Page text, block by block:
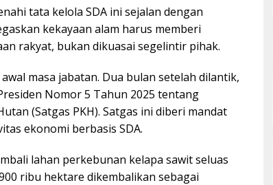
tata kelola SDA ini sejalan dengan
kekayaan alam harus memberi
rakyat, bukan dikuasai segelintir pihak.
masa jabatan. Dua bulan setelah dilantik,
Nomor 5 Tahun 2025 tentang
(Satgas PKH). Satgas ini diberi mandat
ekonomi berbasis SDA.
lahan perkebunan kelapa sawit seluas
ribu hektare dikembalikan sebagai